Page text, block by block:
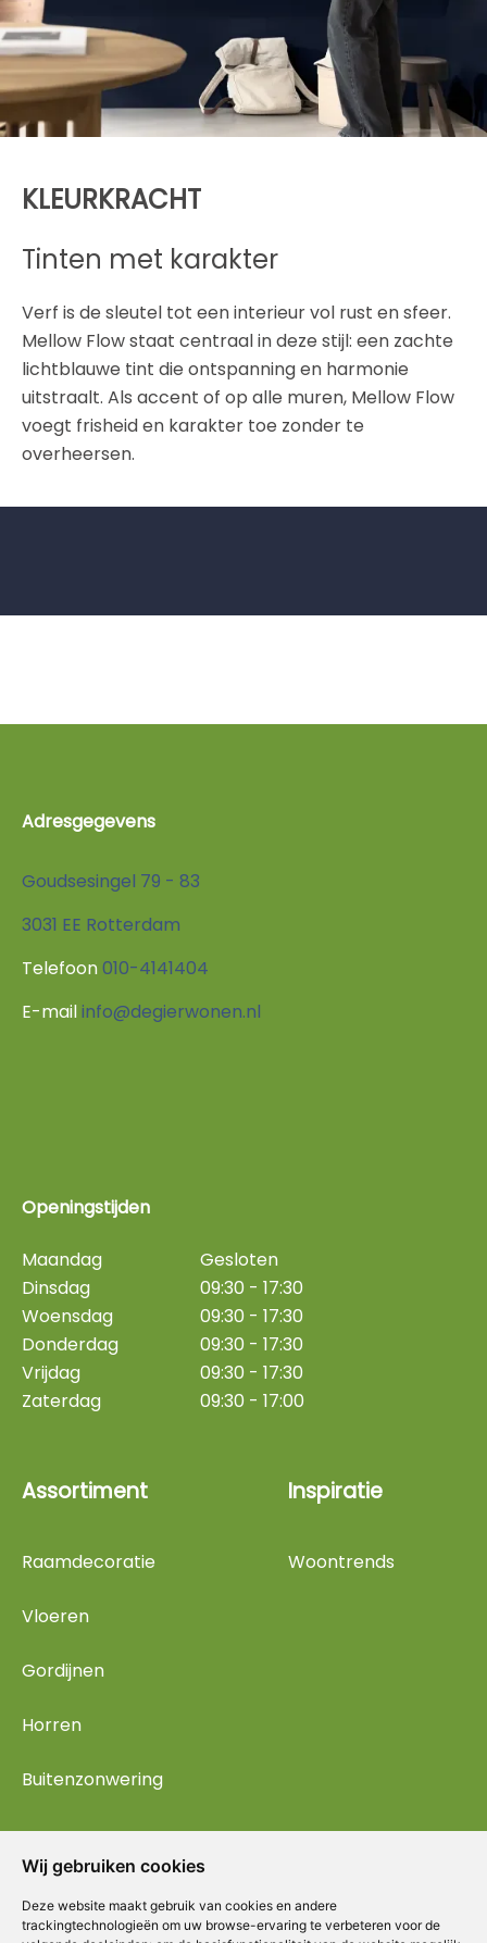
Wij gebruiken cookies
Deze website maakt gebruik van cookies en andere
trackingtechnologieën om uw browse-ervaring te verbeteren voor de
KLEURKRACHT
Tinten met karakter
Verf is de sleutel tot een interieur vol rust en sfeer.
Mellow Flow staat centraal in deze stijl: een zachte
lichtblauwe tint die ontspanning en harmonie
uitstraalt. Als accent of op alle muren, Mellow Flow
voegt frisheid en karakter toe zonder te
overheersen.
Adresgegevens
Goudsesingel 79 - 83
3031 EE Rotterdam
Telefoon 010-4141404
E-mailinfo@degierwonen.nl
Openingstijden
Maandag
Gesloten
Dinsdag
09:30 - 17:30
Woensdag
09:30 - 17:30
Donderdag
09:30 - 17:30
Vrijdag
09:30 - 17:30
Zaterdag
09:30 - 17:00
Assortiment
Raamdecoratie
Vloeren
Gordijnen
Horren
Buitenzonwering
Inspiratie
Woontrends